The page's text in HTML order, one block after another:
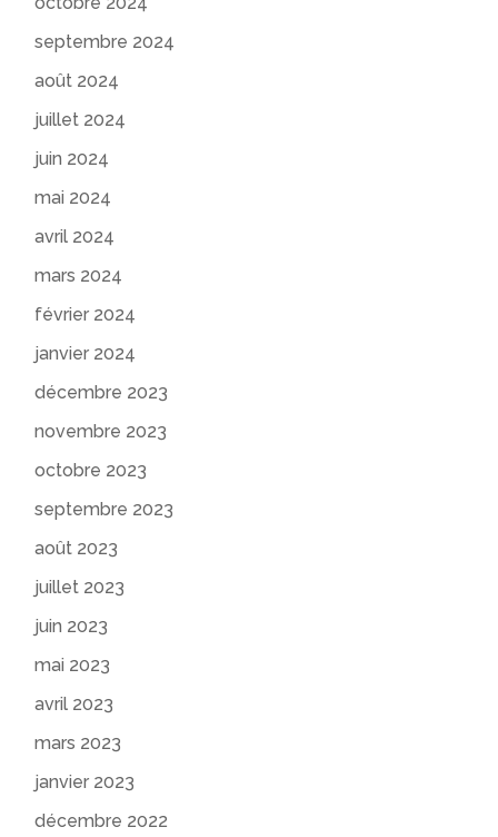
septembre 2024
août 2024
juillet 2024
juin 2024
mai 2024
avril 2024
mars 2024
février 2024
janvier 2024
décembre 2023
novembre 2023
octobre 2023
septembre 2023
août 2023
juillet 2023
juin 2023
mai 2023
avril 2023
mars 2023
janvier 2023
décembre 2022